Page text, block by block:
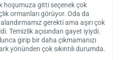
hoşumuza gitti seçenek çok
ormanları görüyor. Oda da
gerekti ama aşırı çok
Temizlik açısından gayet iyiydi.
girip bir daha çıkmamanızı
yönünden çok sıkıntılı durumda.